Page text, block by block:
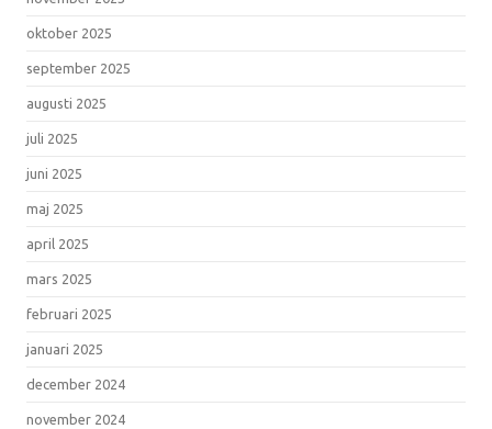
oktober 2025
september 2025
augusti 2025
juli 2025
juni 2025
maj 2025
april 2025
mars 2025
februari 2025
januari 2025
december 2024
november 2024